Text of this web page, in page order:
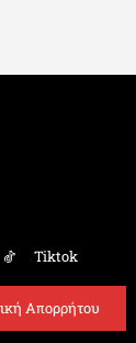
Tiktok
Απορρήτου